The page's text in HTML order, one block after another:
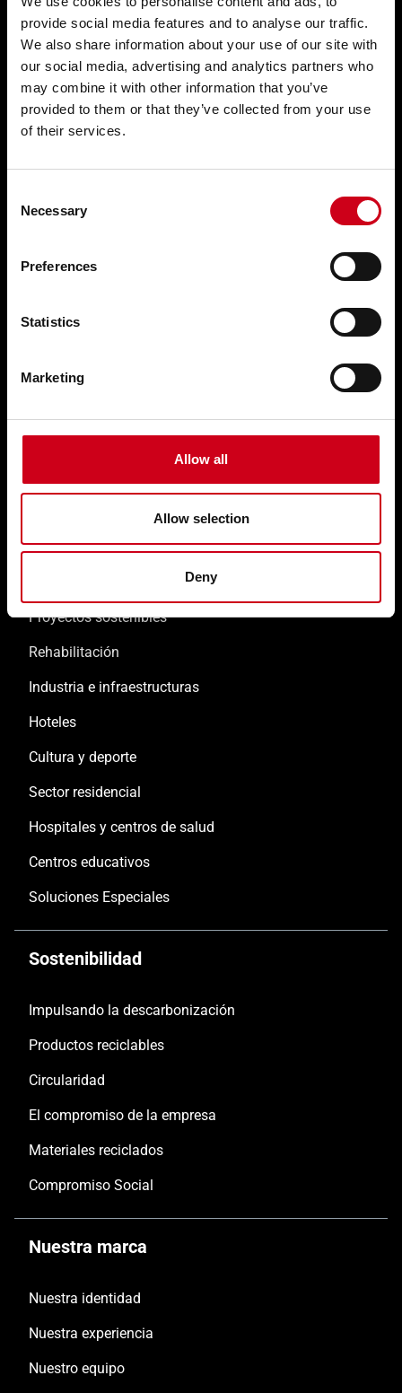
provide social media features and to analyse our traffic.
We also share information about your use of our site with
our social media, advertising and analytics partners who
may combine it with other information that you’ve
provided to them or that they’ve collected from your use
of their services.
Selection
Necessary
Preferences
Statistics
Marketing
Allow all
Allow selection
Deny
Fachadas WICTEC
Ventanas WICLINE
Correderas WICSLIDE
Soluciones complementarias
Servicios
Soluciones a medida
Formación y asistencia técnica
Inspiraciones
Oficinas y edificios comerciales
Proyectos sostenibles
Rehabilitación
Industria e infraestructuras
Hoteles
Cultura y deporte
Sector residencial
Hospitales y centros de salud
Centros educativos
Soluciones Especiales
Sostenibilidad
Impulsando la descarbonización
Productos reciclables
Circularidad
El compromiso de la empresa
Materiales reciclados
Compromiso Social
Nuestra marca
Nuestra identidad
Nuestra experiencia
Nuestro equipo